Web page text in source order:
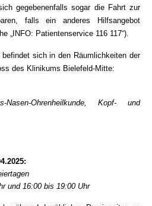
gegebenenfalls sogar die Fahrt zur
falls ein anderes Hilfsangebot
„INFO: Patientenservice 116 117“).
sich in den Räumlichkeiten der
des Klinikums Bielefeld-Mitte:
Ohrenheilkunde, Kopf- und
und 16:00 bis 19:00 Uhr